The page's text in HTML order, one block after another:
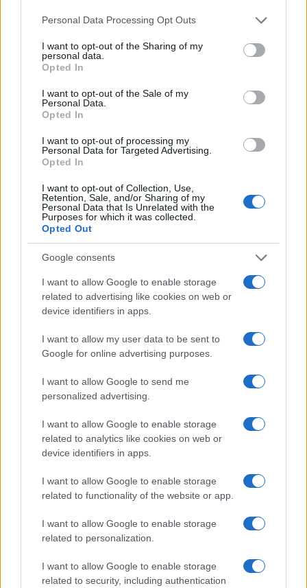
Please note that this website/app uses one or more Google
not limited to your visit or usage behaviour. You may click to
grant or deny consent to Google and its third-party tags to
use your data for below specified purposes in below Google
consent section.
Personal Data Processing Opt Outs
I want to opt-out of the Sharing of my
personal data.
Opted In
I want to opt-out of the Sale of my
Personal Data.
Opted In
I want to opt-out of processing my
Personal Data for Targeted Advertising.
Opted In
I want to opt-out of Collection, Use,
Retention, Sale, and/or Sharing of my
Personal Data that Is Unrelated with the
Purposes for which it was collected.
Opted Out
Google consents
I want to allow Google to enable storage
related to advertising like cookies on web or
device identifiers in apps.
I want to allow my user data to be sent to
Google for online advertising purposes.
I want to allow Google to send me
personalized advertising.
I want to allow Google to enable storage
related to analytics like cookies on web or
device identifiers in apps.
I want to allow Google to enable storage
related to functionality of the website or app.
I want to allow Google to enable storage
related to personalization.
I want to allow Google to enable storage
related to security, including authentication
Sigue leyendo
NEWS
Brent cae un 8.3% y arrastra a las materias primas en agosto
Lucía Herrera · 6 Ago 2026
El petróleo Brent cae un 8.46% y arrastra a las materias
Lucía Herrera · 5 Ago 2026